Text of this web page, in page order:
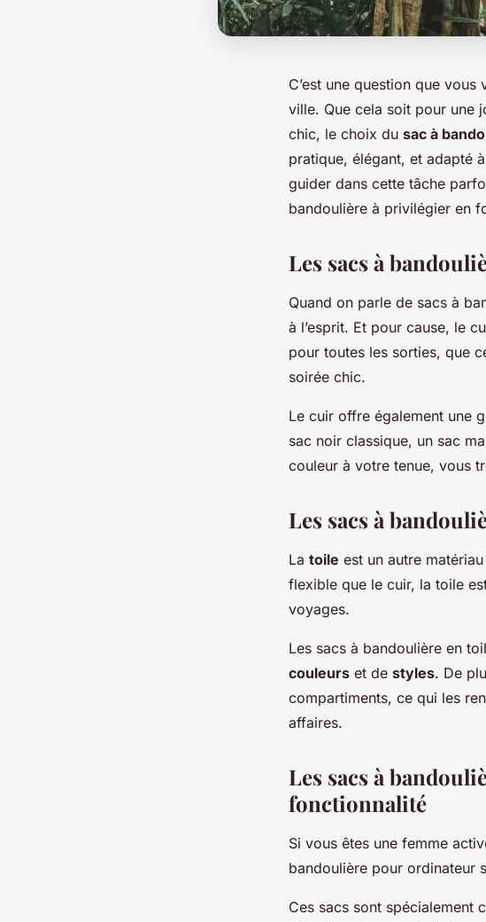
C’est une question que
ville. Que cela soit pour une
chic, le choix du sac à
pratique, élégant, et adapté
guider dans cette tâche
bandoulière à privilégier en
Les sacs à
Quand on parle de sacs à
à l’esprit. Et pour cause, le
pour toutes les sorties, que
soirée chic.
Le cuir offre également une
sac noir classique, un sac
couleur à votre tenue, vous
Les sacs à
La toile est un autre
flexible que le cuir, la toile
voyages.
Les sacs à bandoulière en
couleurs et de styles. De
compartiments, ce qui les
affaires.
Les sacs à
fonctionnalité
Si vous êtes une femme
bandoulière pour ordinateur
Ces sacs sont spécialement